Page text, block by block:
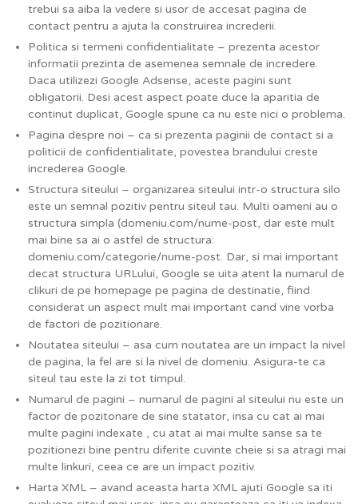
trebui sa aiba la vedere si usor de accesat pagina de
contact pentru a ajuta la construirea increderii.
Politica si termeni confidentialitate – prezenta acestor
informatii prezinta de asemenea semnale de incredere.
Daca utilizezi Google Adsense, aceste pagini sunt
obligatorii. Desi acest aspect poate duce la aparitia de
continut duplicat, Google spune ca nu este nici o problema.
Pagina despre noi – ca si prezenta paginii de contact si a
politicii de confidentialitate, povestea brandului creste
increderea Google.
Structura siteului – organizarea siteului intr-o structura silo
este un semnal pozitiv pentru siteul tau. Multi oameni au o
structura simpla (domeniu.com/nume-post, dar este mult
mai bine sa ai o astfel de structura:
domeniu.com/categorie/nume-post. Dar, si mai important
decat structura URLului, Google se uita atent la numarul de
clikuri de pe homepage pe pagina de destinatie, fiind
considerat un aspect mult mai important cand vine vorba
de factori de pozitionare.
Noutatea siteului – asa cum noutatea are un impact la nivel
de pagina, la fel are si la nivel de domeniu. Asigura-te ca
siteul tau este la zi tot timpul.
Numarul de pagini – numarul de pagini al siteului nu este un
factor de pozitonare de sine statator, insa cu cat ai mai
multe pagini indexate , cu atat ai mai multe sanse sa te
pozitionezi bine pentru diferite cuvinte cheie si sa atragi mai
multe linkuri, ceea ce are un impact pozitiv.
Harta XML – avand aceasta harta XML ajuti Google sa iti